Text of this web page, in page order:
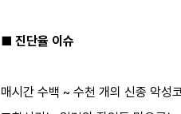
■ 진단율 이슈
매시간 수백 ~ 수천 개의 신종 악성